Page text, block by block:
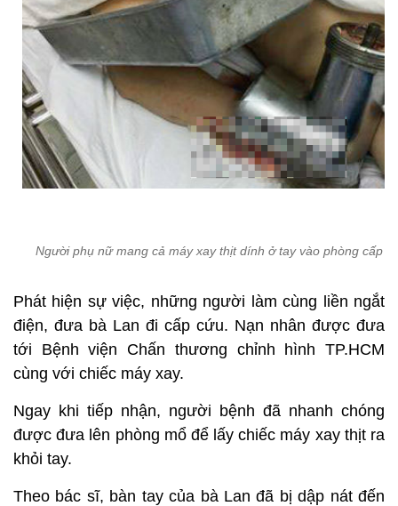
Người phụ nữ mang cả máy xay thịt dính ở tay vào phòng cấp
Phát hiện sự việc, những người làm cùng liền ngắt
điện, đưa bà Lan đi cấp cứu. Nạn nhân được đưa
tới Bệnh viện Chấn thương chỉnh hình TP.HCM
cùng với chiếc máy xay.
Ngay khi tiếp nhận, người bệnh đã nhanh chóng
được đưa lên phòng mổ để lấy chiếc máy xay thịt ra
khỏi tay.
Theo bác sĩ, bàn tay của bà Lan đã bị dập nát đến